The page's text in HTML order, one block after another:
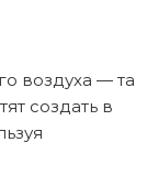
воздуха — та
создать в